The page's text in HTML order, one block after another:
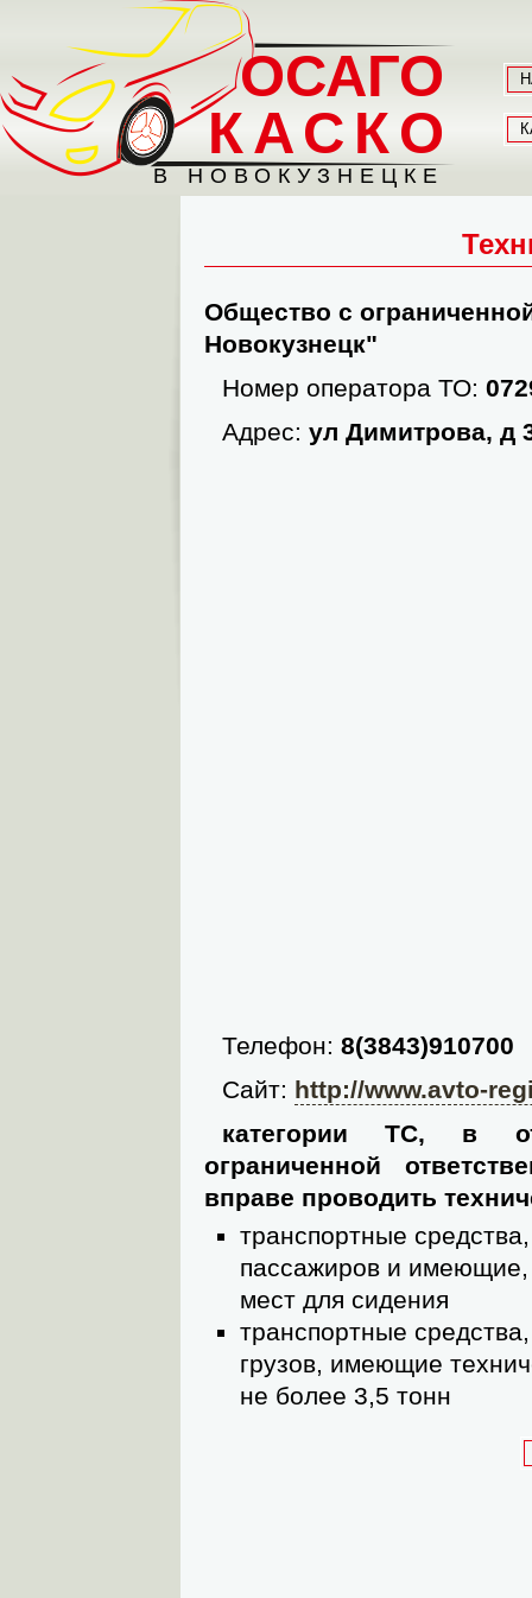
ОСАГО
КАСКО
В НОВОКУЗНЕЦКЕ
Общество с
Новокузнецк"
Номер оператора ТО:
Адрес: ул Димитрова, д
Телефон: 8(3843)910700
Cайт: http://www.avto-
категории ТС, в
ограниченной
вправе проводить
транспортные
пассажиров и
мест для сидения
транспортные
грузов, имеющие
не более 3,5 тонн